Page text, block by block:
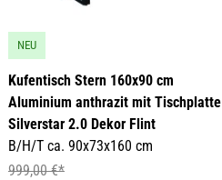
NEU
Kufentisch Stern 160x90 cm
Aluminium anthrazit mit Tischplatte
Silverstar 2.0 Dekor Flint
B/H/T ca. 90x73x160 cm
999,00 €*